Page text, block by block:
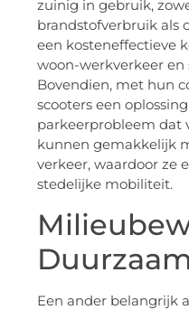
zuinig in gebruik,
brandstofverbruik als
een kosteneffectieve
woon-werkverkeer
Bovendien, met hun
scooters een
parkeerprobleem dat
kunnen gemakkelijk
verkeer, waardoor ze
stedelijke mobiliteit.
Duurzaam
Een ander belangrijk